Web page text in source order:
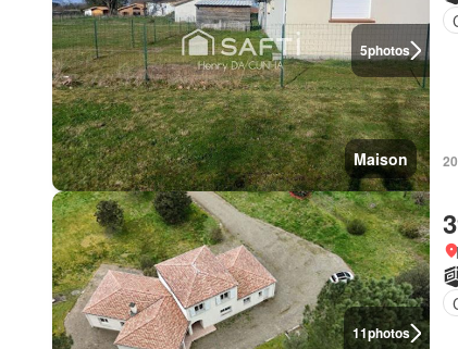
5photos
Maison
11photos